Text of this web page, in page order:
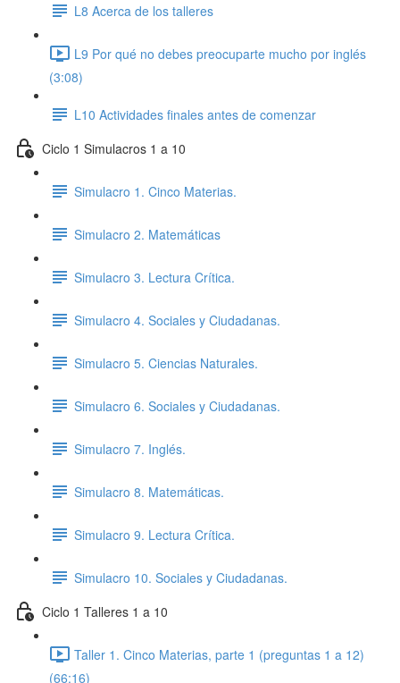
L8 Acerca de los talleres
L9 Por qué no debes preocuparte mucho por inglés
(3:08)
L10 Actividades finales antes de comenzar
Ciclo 1 Simulacros 1 a 10
Simulacro 1. Cinco Materias.
Simulacro 2. Matemáticas
Simulacro 3. Lectura Crítica.
Simulacro 4. Sociales y Ciudadanas.
Simulacro 5. Ciencias Naturales.
Simulacro 6. Sociales y Ciudadanas.
Simulacro 7. Inglés.
Simulacro 8. Matemáticas.
Simulacro 9. Lectura Crítica.
Simulacro 10. Sociales y Ciudadanas.
Ciclo 1 Talleres 1 a 10
Taller 1. Cinco Materias, parte 1 (preguntas 1 a 12)
(66:16)